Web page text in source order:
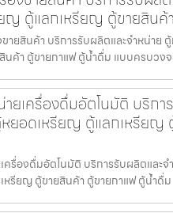
ญ ตู้แลกเหรียญ ตู้ขายสินค้
ายสินค้า บริการรับผลิตและจำหน่าย
นค้า ตู้ขายกาแฟ ตู้น้ำดื่ม แบบครบวง
ายเครื่องดื่ม​อัตโนมัติ บริกา
ยอดเหรียญ ตู้แลกเหรียญ
ครื่องดื่ม​อัตโนมัติ บริการรับผลิตและ
หรียญ ตู้ขายสินค้า ตู้ขายกาแฟ ตู้น้ำดื่ม